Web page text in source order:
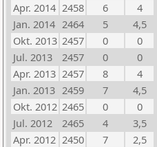
Apr. 2014 2458 6
4
Jan. 2014 2464 5
4,5
Okt. 2013 2457 0
0
Jul. 2013
2457 0
0
Apr. 2013 2457 8
4
Jan. 2013 2459 7
4,5
Okt. 2012 2465 0
0
Jul. 2012
2465 4
3,5
Apr. 2012 2450 7
2,5